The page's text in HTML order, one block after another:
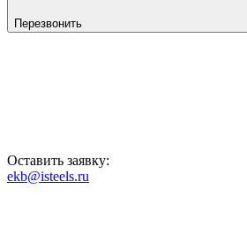
Перезвонить
Оставить заявку:
ekb@isteels.ru